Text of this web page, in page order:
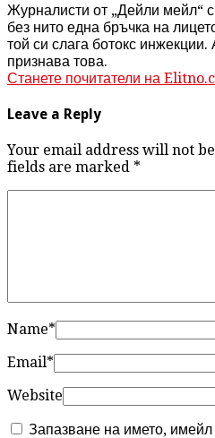
Журналисти от „Дейли мейл“
без нито една бръчка на
той си слага ботокс инжекции.
признава това.
Станете почитатели на
Leave a Reply
Your email address will not
fields are marked *
Name*
Email*
Website
Запазване на името,